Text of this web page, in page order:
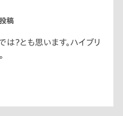
稿
は？とも思います。ハイブリ